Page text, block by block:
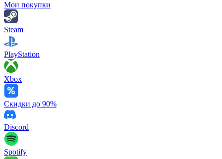
Мои покупки
Steam
PlayStation
Xbox
Скидки до 90%
Discord
Spotify